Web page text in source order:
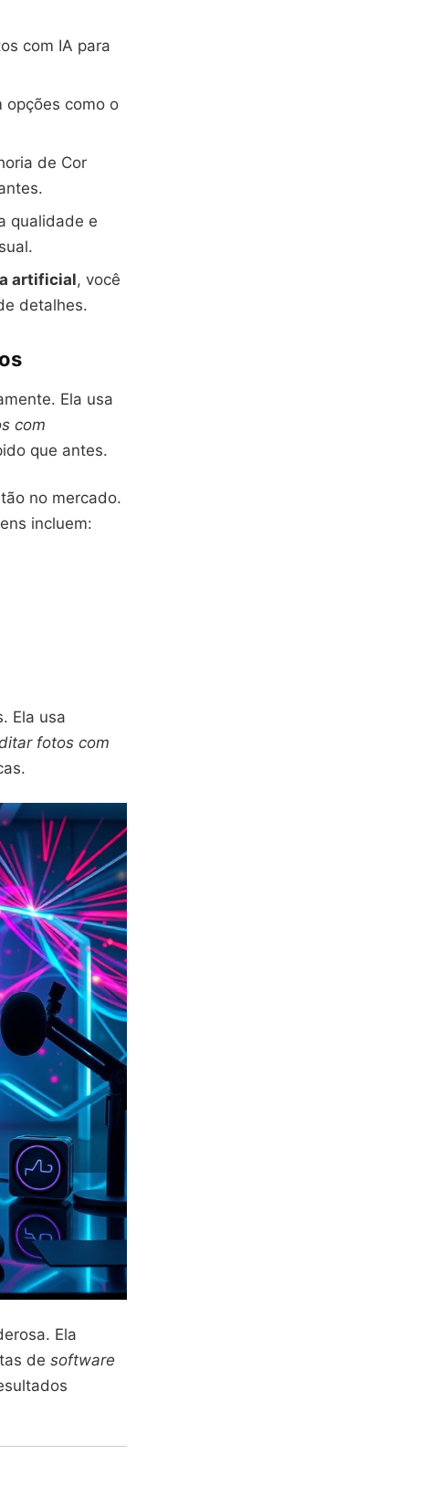
com IA para
opções como o
de Cor
qualidade e
artificial, você
detalhes.
Ela usa
com
que antes.
no mercado.
incluem:
Ela usa
fotos com
Ela
de software